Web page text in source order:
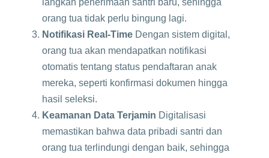
langkah penerimaan santri baru, sehingga
orang tua tidak perlu bingung lagi.
Notifikasi Real-Time Dengan sistem digital,
orang tua akan mendapatkan notifikasi
otomatis tentang status pendaftaran anak
mereka, seperti konfirmasi dokumen hingga
hasil seleksi.
Keamanan Data Terjamin Digitalisasi
memastikan bahwa data pribadi santri dan
orang tua terlindungi dengan baik, sehingga